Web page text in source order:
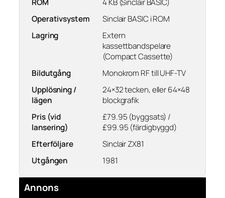
Operativsystem
Sinclair BASIC i ROM
Lagring
Extern
kassettbandspelare
(Compact Cassette)
Bildutgång
Monokrom RF till UHF-TV
Upplösning /
lägen
24×32 tecken, eller 64×48
blockgrafik
Pris (vid
lansering)
£79.95 (byggsats) /
£99.95 (färdigbyggd)
Efterföljare
Sinclair ZX81
Utgången
1981
Annons